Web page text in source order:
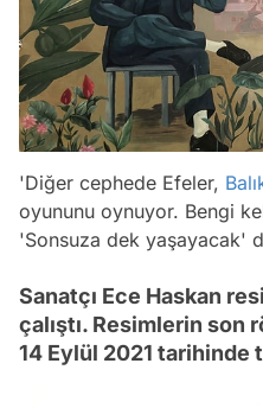
'Diğer cephede Efeler,
oyununu oynuyor. Bengi
'Sonsuza dek yaşayacak'
Sanatçı Ece Haskan
çalıştı. Resimlerin son
14 Eylül 2021 tarihinde